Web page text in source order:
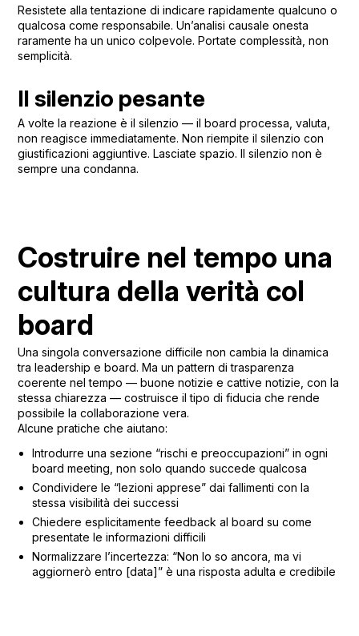
Resistete alla tentazione di indicare rapidamente qualcuno o
qualcosa come responsabile. Un’analisi causale onesta
raramente ha un unico colpevole. Portate complessità, non
semplicità.
Il silenzio pesante
A volte la reazione è il silenzio — il board processa, valuta,
non reagisce immediatamente. Non riempite il silenzio con
giustificazioni aggiuntive. Lasciate spazio. Il silenzio non è
sempre una condanna.
Costruire nel tempo una
cultura della verità col
board
Una singola conversazione difficile non cambia la dinamica
tra leadership e board. Ma un pattern di trasparenza
coerente nel tempo — buone notizie e cattive notizie, con la
stessa chiarezza — costruisce il tipo di fiducia che rende
possibile la collaborazione vera.
Alcune pratiche che aiutano:
Introdurre una sezione “rischi e preoccupazioni” in ogni
board meeting, non solo quando succede qualcosa
Condividere le “lezioni apprese” dai fallimenti con la
stessa visibilità dei successi
Chiedere esplicitamente feedback al board su come
presentate le informazioni difficili
Normalizzare l’incertezza: “Non lo so ancora, ma vi
aggiornerò entro [data]” è una risposta adulta e credibile